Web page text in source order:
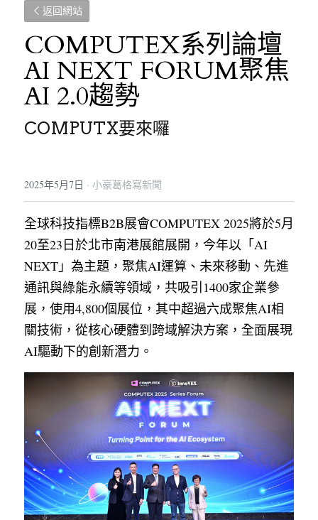
返回網站
COMPUTEX系列論壇
AI NEXT FORUM聚焦
AI 2.0趨勢
COMPUTX要來囉
2025年5月7日 · 小豪葛格寫新聞
全球科技指標B2B展會COMPUTEX 2025將於5月
20至23日於北市南港展館展開，今年以「AI
NEXT」為主題，聚焦AI運算、未來移動、先進
通訊與綠能永續等領域，共吸引1400家企業參
展，使用4,800個展位，其中超過六成聚焦AI相
關技術，從核心硬體到跨域解決方案，全面展現
AI驅動下的創新潛力。